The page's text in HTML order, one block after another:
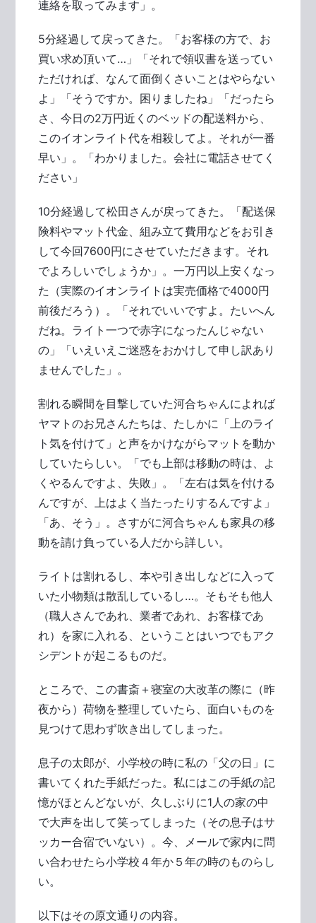
連絡を取ってみます」。
5分経過して戻ってきた。「お客様の方で、お
買い求め頂いて…」「それで領収書を送ってい
ただければ、なんて面倒くさいことはやらない
よ」「そうですか。困りましたね」「だったら
さ、今日の2万円近くのベッドの配送料から、
このイオンライト代を相殺してよ。それが一番
早い」。「わかりました。会社に電話させてく
ださい」
10分経過して松田さんが戻ってきた。「配送保
険料やマット代金、組み立て費用などをお引き
して今回7600円にさせていただきます。それ
でよろしいでしょうか」。一万円以上安くなっ
た（実際のイオンライトは実売価格で4000円
前後だろう）。「それでいいですよ。たいへん
だね。ライト一つで赤字になったんじゃない
の」「いえいえご迷惑をおかけして申し訳あり
ませんでした」。
割れる瞬間を目撃していた河合ちゃんによれば
ヤマトのお兄さんたちは、たしかに「上のライ
ト気を付けて」と声をかけながらマットを動か
していたらしい。「でも上部は移動の時は、よ
くやるんですよ、失敗」。「左右は気を付ける
んですが、上はよく当たったりするんですよ」
「あ、そう」。さすがに河合ちゃんも家具の移
動を請け負っている人だから詳しい。
ライトは割れるし、本や引き出しなどに入って
いた小物類は散乱しているし…。そもそも他人
（職人さんであれ、業者であれ、お客様であ
れ）を家に入れる、ということはいつでもアク
シデントが起こるものだ。
ところで、この書斎＋寝室の大改革の際に（昨
夜から）荷物を整理していたら、面白いものを
見つけて思わず吹き出してしまった。
息子の太郎が、小学校の時に私の「父の日」に
書いてくれた手紙だった。私にはこの手紙の記
憶がほとんどないが、久しぶりに1人の家の中
で大声を出して笑ってしまった（その息子はサ
ッカー合宿でいない）。今、メールで家内に問
い合わせたら小学校４年か５年の時のものらし
い。
以下はその原文通りの内容。